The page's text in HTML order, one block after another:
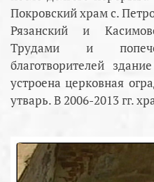
Покровский храм с.
Рязанский и
Трудами и
благотворителей
устроена церковная
утварь. В 2006-2013 гг.